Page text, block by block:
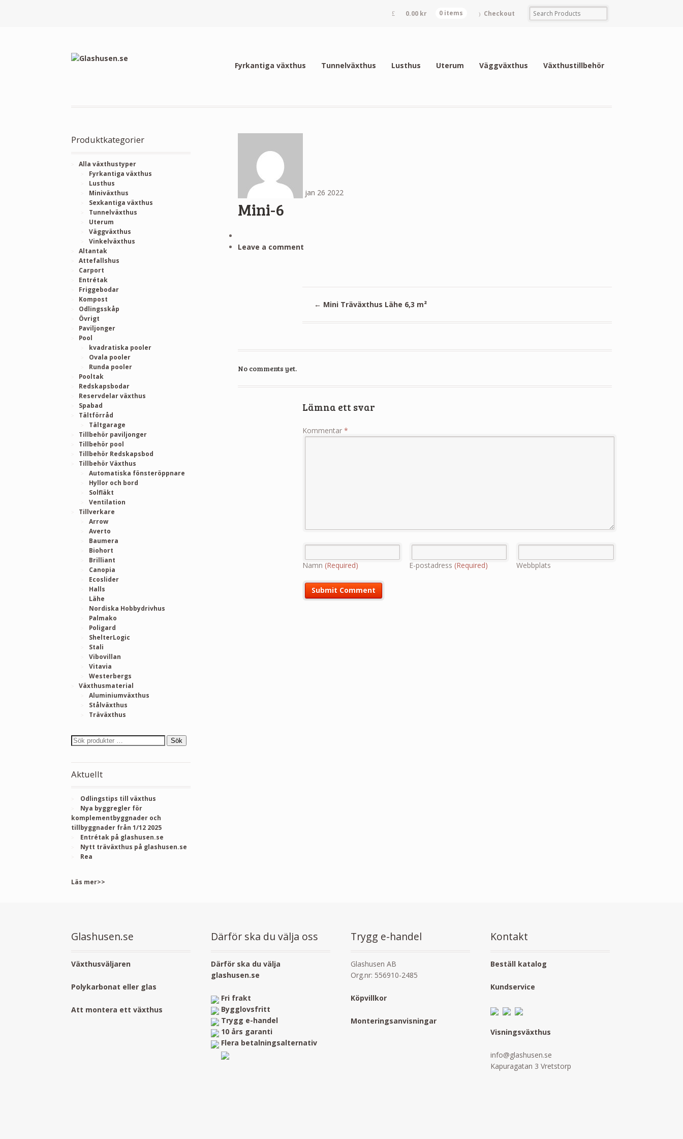
0.00 kr 0 items Checkout
Fyrkantiga växthus Tunnelväxthus Lusthus Uterum Väggväxthus Växthustillbehör
jan 26 2022
Mini-6
Leave a comment
← Mini Träväxthus Lähe 6,3 m²
No comments yet.
Lämna ett svar
Kommentar*
Namn(Required) E-postadress(Required) Webbplats
Produktkategorier
Alla växthustyper
Fyrkantiga växthus
Lusthus
Miniväxthus
Sexkantiga växthus
Tunnelväxthus
Uterum
Väggväxthus
Vinkelväxthus
Altantak
Attefallshus
Carport
Entrétak
Friggebodar
Kompost
Odlingsskåp
Övrigt
Paviljonger
Pool
kvadratiska pooler
Ovala pooler
Runda pooler
Pooltak
Redskapsbodar
Reservdelar växthus
Spabad
Tältförråd
Tältgarage
Tillbehör paviljonger
Tillbehör pool
Tillbehör Redskapsbod
Tillbehör Växthus
Automatiska fönsteröppnare
Hyllor och bord
Solfläkt
Ventilation
Tillverkare
Arrow
Averto
Baumera
Biohort
Brilliant
Canopia
Ecoslider
Halls
Lähe
Nordiska Hobbydrivhus
Palmako
Poligard
ShelterLogic
Stali
Vibovillan
Vitavia
Westerbergs
Växthusmaterial
Aluminiumväxthus
Stålväxthus
Träväxthus
Sök
Aktuellt
Odlingstips till växthus
Nya byggregler för
komplementbyggnader och
tillbyggnader från 1/12 2025
Entrétak på glashusen.se
Nytt träväxthus på glashusen.se
Rea
Läs mer>>
Glashusen.se
Växthusväljaren
Polykarbonat eller glas
Att montera ett växthus
Därför ska du välja oss
Därför ska du välja
glashusen.se
Fri frakt
Bygglovsfritt
Trygg e-handel
10 års garanti
Flera betalningsalternativ
Trygg e-handel
Glashusen AB
Org.nr: 556910-2485
Köpvillkor
Monteringsanvisningar
Kontakt
Beställ katalog
Kundservice
Visningsväxthus
info@glashusen.se
Kapuragatan 3 Vretstorp